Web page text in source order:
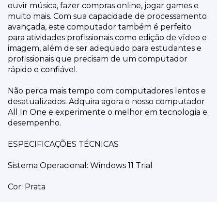
ouvir música, fazer compras online, jogar games e
muito mais. Com sua capacidade de processamento
avançada, este computador também é perfeito
para atividades profissionais como edição de vídeo e
imagem, além de ser adequado para estudantes e
profissionais que precisam de um computador
rápido e confiável.
Não perca mais tempo com computadores lentos e
desatualizados. Adquira agora o nosso computador
All In One e experimente o melhor em tecnologia e
desempenho.
ESPECIFICAÇÕES TÉCNICAS
Sistema Operacional: Windows 11 Trial
Cor: Prata